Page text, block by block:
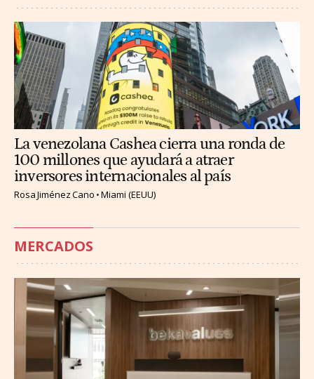
La venezolana Cashea cierra una ronda de
100 millones que ayudará a atraer
inversores internacionales al país
Rosa Jiménez Cano Miami (EEUU)
MERCADOS